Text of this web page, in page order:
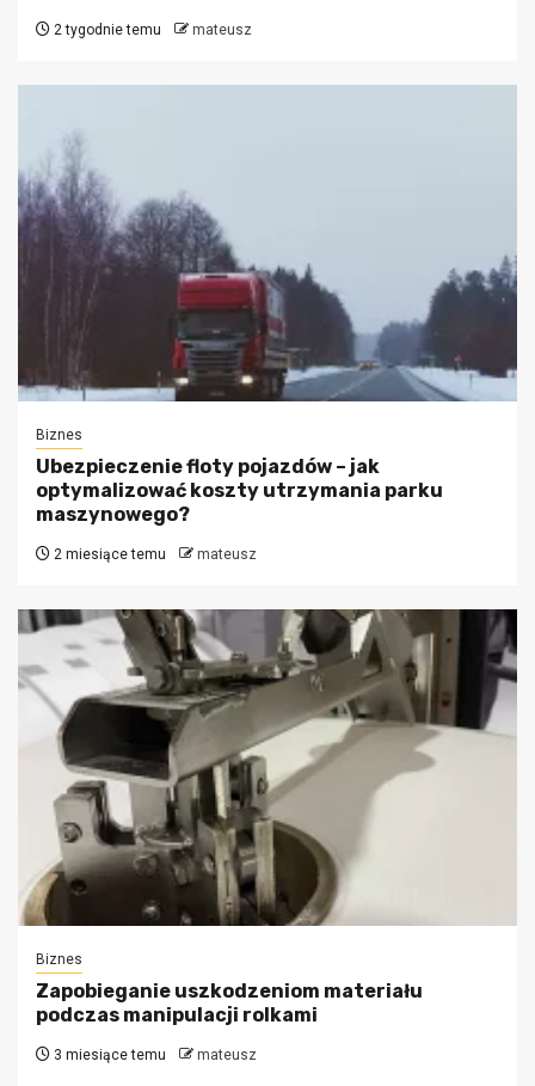
2 tygodnie temu mateusz
Biznes
Ubezpieczenie floty pojazdów – jak
optymalizować koszty utrzymania parku
maszynowego?
2 miesiące temu mateusz
Biznes
Zapobieganie uszkodzeniom materiału
podczas manipulacji rolkami
3 miesiące temu mateusz